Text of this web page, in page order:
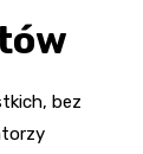
bez